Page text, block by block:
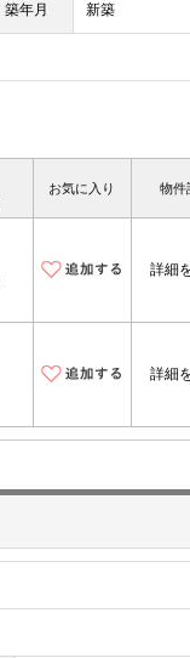
築年月 新築
お気に入り 物件
詳細
詳細